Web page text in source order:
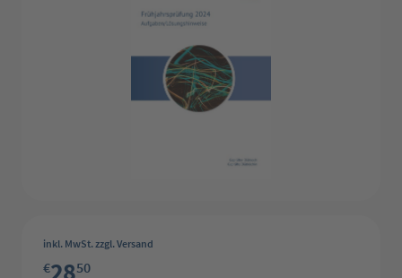
inkl. MwSt. zzgl. Versand
€ 50